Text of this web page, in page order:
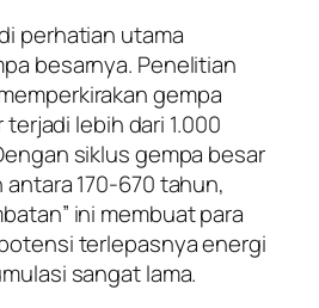
perhatian utama
besarnya. Penelitian
gempa
lebih dari 1.000
siklus gempa besar
170-670 tahun,
ini membuat para
terlepasnya energi
sangat lama.